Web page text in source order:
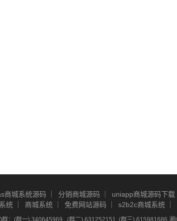
商城系统源码 分销商城源码 uniapp商城源码下载
统 商城系统 免费网站源码 s2b2c商城系统
：(群一) 340645969 , (群二) 631252151, (群三) 615981686 湘